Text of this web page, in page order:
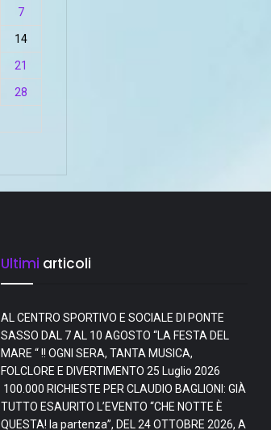
7
14
21
28
Ultimi articoli
AL CENTRO SPORTIVO E SOCIALE DI PONTE
SASSO DAL 7 AL 10 AGOSTO “LA FESTA DEL
MARE “ !! OGNI SERA, TANTA MUSICA,
FOLCLORE E DIVERTIMENTO 25 Luglio 2026
100.000 RICHIESTE PER CLAUDIO BAGLIONI: GIÀ
TUTTO ESAURITO L’EVENTO “CHE NOTTE È
QUESTA! la partenza”, DEL 24 OTTOBRE 2026, A